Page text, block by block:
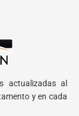
actualizadas al
y en cada